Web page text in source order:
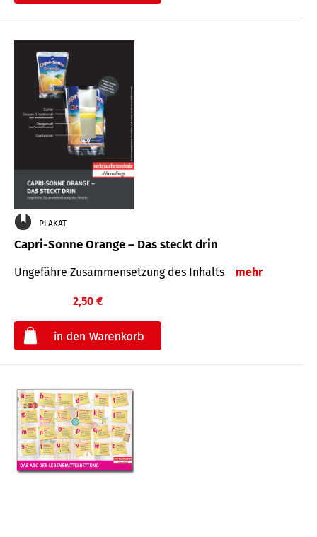
PLAKAT
Capri-Sonne Orange – Das steckt drin
Ungefähre Zu­sammen­setzung des Inhalts mehr
2,50 €